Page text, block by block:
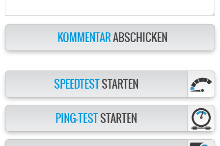
KOMMENTARABSCHICKEN
SPEEDTESTSTARTEN
PING-TESTSTARTEN